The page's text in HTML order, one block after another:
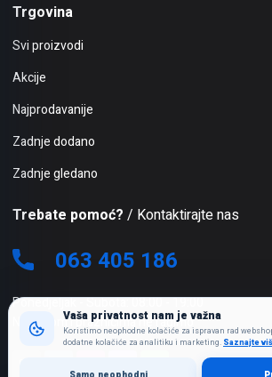
Trgovina
Svi proizvodi
Akcije
Najprodavanije
Zadnje dodano
Zadnje gledano
Trebate pomoć? / Kontaktirajte nas
063 405 186
Ponedjeljak - Subota: 08:00 - 19:00
Nedjeljom i praznicima ne radimo
Vaša privatnost nam je važna
Koristimo neophodne kolačiće za ispravan rad
dodatne kolačiće za analitiku i marketing. Saznajte